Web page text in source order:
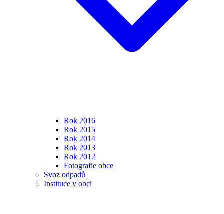
Rok 2016
Rok 2015
Rok 2014
Rok 2013
Rok 2012
Fotografie obce
Svoz odpadů
Instituce v obci